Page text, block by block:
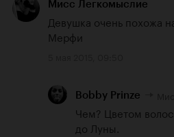
Мисс Легкомыслие
Девушка очень похожа
Мерфи
Bobby Prinze
Чем? Цветом
до Луны.